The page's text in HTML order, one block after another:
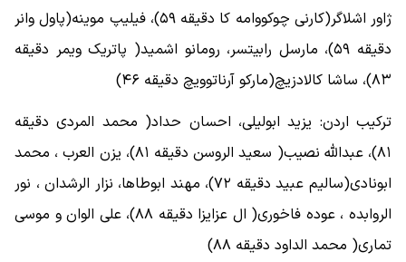
ژاور اشلاگر(کارنی چوکووامه کا دقیقه ۵۹)، فیلیپ موینه(پاول وانر
دقیقه ۵۹)، مارسل رابیتسر، رومانو اشمید( پاتریک ویمر دقیقه
۸۳)، ساشا کالادزیچ(مارکو آرناتوویچ دقیقه ۴۶)
ترکیب اردن: یزید ابولیلی، احسان حداد( محمد المردی دقیقه
۸۱)، عبدالله نصیب( سعید الروسن دقیقه ۸۱)، یزن العرب ، محمد
ابونادی(سالیم عبید دقیقه ۷۲)، مهند ابوطاها، نزار الرشدان ، نور
الروابده ، عوده فاخوری( ال عزایزا دقیقه ۸۸)، علی الوان و موسی
تماری( محمد الداود دقیقه ۸۸)